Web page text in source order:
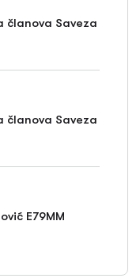
članova Saveza
članova Saveza
E79MM